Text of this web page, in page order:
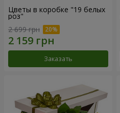
Цветы в коробке "19 белых
роз"
2 699 грн
Заказать